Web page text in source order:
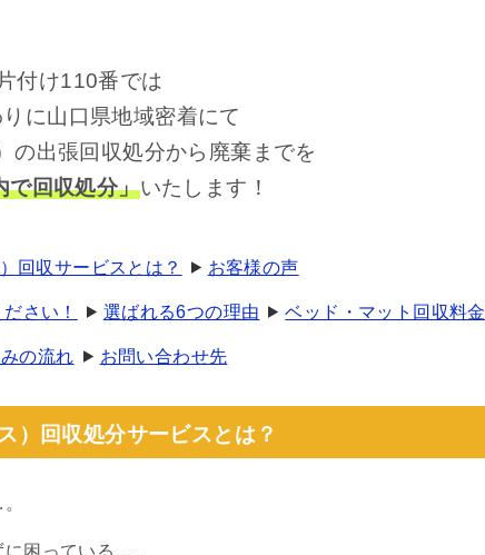
付け110番では
に山口県地域密着にて
の出張回収処分から廃棄までを
で回収処分」いたします！
回収サービスとは？ お客様の声
さい！ 選ばれる6つの理由 ベッド・マット回収料金
の流れ お問い合わせ先
）回収処分サービスとは？
困っている…。